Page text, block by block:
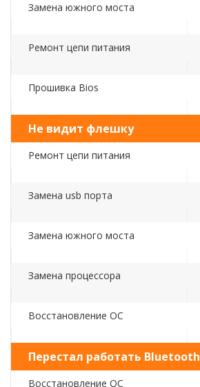
Замена южного моста
Ремонт цепи питания
Прошивка Bios
Не видит флешку
Ремонт цепи питания
Замена usb порта
Замена южного моста
Замена процессора
Восстановление ОС
Перестал работать Bluetooth
Восстановление ОС